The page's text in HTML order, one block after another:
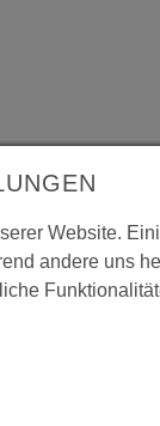
Website.
andere uns